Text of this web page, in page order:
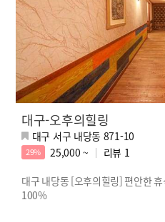
대구-오후의힐링
대구 서구 내당동 871-10
29% 25,000 ~ 리뷰 1
대구 내당동 [오후의힐링] 편안한
100%